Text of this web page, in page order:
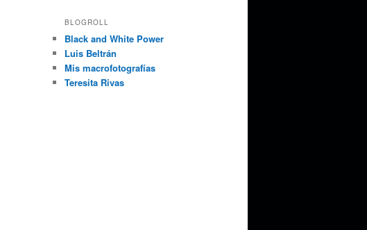
BLOGROLL
Black and White Power
Luis Beltrán
Mis macrofotografías
Teresita Rivas